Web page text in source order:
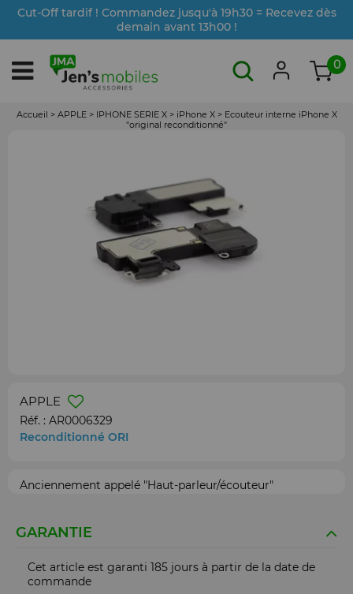
Cut-Off tardif ! Commandez jusqu'à 19h30 = Recevez dès
demain avant 13h00 !
0
Accueil > APPLE > IPHONE SERIE X > iPhone X > Ecouteur interne iPhone X
"original reconditionné"
APPLE
Réf. : AR0006329
Reconditionné ORI
Anciennement appelé "Haut-parleur/écouteur"
GARANTIE
Cet article est garanti 185 jours à partir de la date de
commande